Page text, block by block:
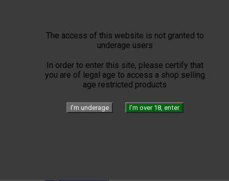
The access of this website is not granted to
underage users
In order to enter this site, please certify that
you are of legal age to access a shop selling
age restricted products
I’m underage I’m over 18, enter
YELLOW SEPTIMO
Limited Blend
Private Blend
Création
El Septimo